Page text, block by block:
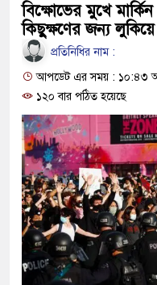
বিক্ষোভের মুখে মার্কিন
কিছুক্ষণের জন্য লুকিয়ে
প্রতিনিধির নাম :
আপডেট এর সময় : ১০:৪৩
১২০ বার পঠিত হয়েছে